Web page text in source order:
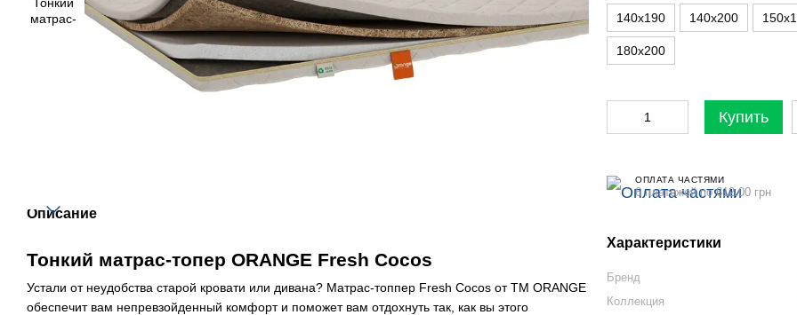
Описание
Тонкий матраc-топер ORANGE Fresh Cocos
Устали от неудобства старой кровати или дивана? Матрас-топпер Fresh Cocos от ТМ ORANGE
обеспечит вам непревзойденный комфорт и поможет вам отдохнуть так, как вы этого
140х190 140х200
180х200
Купить
ОПЛАТА ЧАСТЯМИ
6 платежей по 612.00 грн
Характеристики
Бренд
Коллекция